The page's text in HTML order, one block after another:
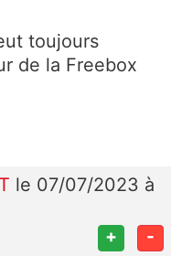
toujours
de la Freebox
le 07/07/2023 à
+ -